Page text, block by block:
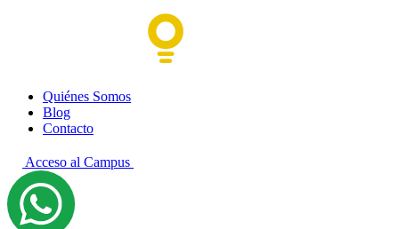
Quiénes Somos
Blog
Contacto
Acceso al Campus